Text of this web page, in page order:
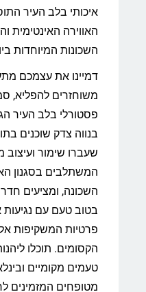
איכותי בלב העיר
האווירה
השכונות המיוחדות
דמיינו את עצמכם
משוחזרים להפליא,
פסטורלי בלב העיר
בנווה צדק שוכנים
שעברו שימור
המשתלבים בסגנון
השכונה, ומציעים
בטוב טעם עם נגיעות
פרטיות המשקיפות
הקסומים. תוכלו
טעמים מקומיים
מטופחים המזמינים